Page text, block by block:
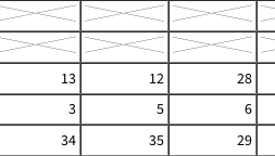
13 12 28
3 5 6
34 35 29